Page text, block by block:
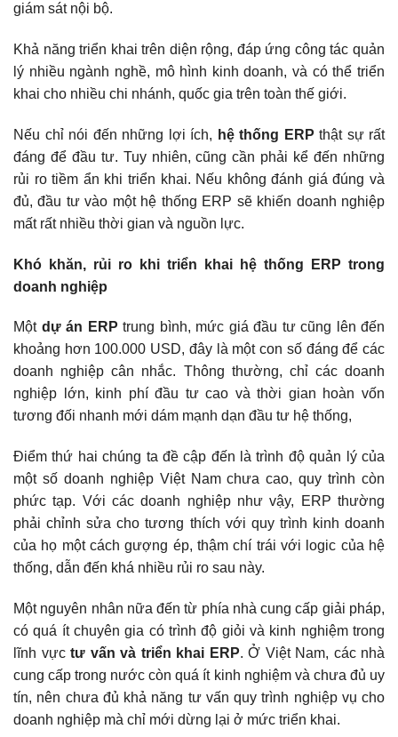
giám sát nội bộ.
Khả năng triển khai trên diện rộng, đáp ứng công tác quản
lý nhiều ngành nghề, mô hình kinh doanh, và có thể triển
khai cho nhiều chi nhánh, quốc gia trên toàn thế giới.
Nếu chỉ nói đến những lợi ích, hệ thống ERP thật sự rất
đáng để đầu tư. Tuy nhiên, cũng cần phải kể đến những
rủi ro tiềm ẩn khi triển khai. Nếu không đánh giá đúng và
đủ, đầu tư vào một hệ thống ERP sẽ khiến doanh nghiệp
mất rất nhiều thời gian và nguồn lực.
Khó khăn, rủi ro khi triển khai hệ thống ERP trong
doanh nghiệp
Một dự án ERP trung bình, mức giá đầu tư cũng lên đến
khoảng hơn 100.000 USD, đây là một con số đáng để các
doanh nghiệp cân nhắc. Thông thường, chỉ các doanh
nghiệp lớn, kinh phí đầu tư cao và thời gian hoàn vốn
tương đối nhanh mới dám mạnh dạn đầu tư hệ thống,
Điểm thứ hai chúng ta đề cập đến là trình độ quản lý của
một số doanh nghiệp Việt Nam chưa cao, quy trình còn
phức tạp. Với các doanh nghiệp như vậy, ERP thường
phải chỉnh sửa cho tương thích với quy trình kinh doanh
của họ một cách gượng ép, thậm chí trái với logic của hệ
thống, dẫn đến khá nhiều rủi ro sau này.
Một nguyên nhân nữa đến từ phía nhà cung cấp giải pháp,
có quá ít chuyên gia có trình độ giỏi và kinh nghiệm trong
lĩnh vực tư vấn và triển khai ERP. Ở Việt Nam, các nhà
cung cấp trong nước còn quá ít kinh nghiệm và chưa đủ uy
tín, nên chưa đủ khả năng tư vấn quy trình nghiệp vụ cho
doanh nghiệp mà chỉ mới dừng lại ở mức triển khai.